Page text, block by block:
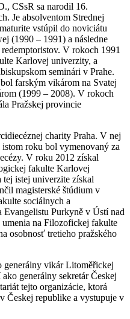
CSsR sa narodil 16.
Je absolventom Strednej
vstúpil do noviciátu
(1990 – 1991) a následne
V rokoch 1991
Karlovej univerzity, a
seminári v Prahe.
farským vikárom na Svatej
(1999 – 2008). V rokoch
Pražskej provincie
charity Praha. V nej
roku bol vymenovaný za
V roku 2012 získal
fakulte Karlovej
istej univerzite získal
magisterské štúdium v
sociálnych a
Purkyně v Ústí nad
na Filozofickej fakulte
osobnosť tretieho pražského
generálny vikár Litoměřickej
generálny sekretár Českej
tejto organizácie, ktorá
Českej republike a vystupuje v